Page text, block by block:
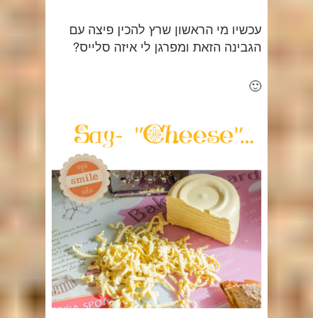
עכשיו מי הראשון שרץ להכין פיצה עם
הגבינה הזאת ומפרגן לי איזה סלייס?
🙂